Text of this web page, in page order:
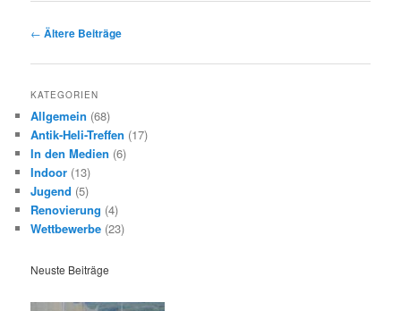
Beitragsnavigation
← Ältere Beiträge
KATEGORIEN
Allgemein (68)
Antik-Heli-Treffen (17)
In den Medien (6)
Indoor (13)
Jugend (5)
Renovierung (4)
Wettbewerbe (23)
Neuste Beiträge